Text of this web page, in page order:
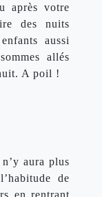
après votre
des nuits
aussi
allés
A poil !
aura plus
de
en rentrant